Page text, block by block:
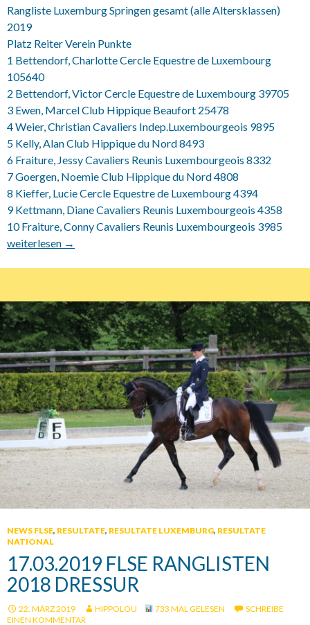
Rangliste Luxemburg Springen gesamt (alle Altersklassen)
2019
Platz Reiter Verein Punkte
1 Bettendorf, Charlotte Cercle Equestre de Luxembourg
105640
2 Bettendorf, Victor Cercle Equestre de Luxembourg 39705
3 Ewen, Marcel Club Hippique Beaufort 25478
4 Weier, Christian Cavaliers Indep.Luxembourgeois 9895
5 Kelly, Alan Club Hippique du Nord 8493
6 Fraiture, Jessy Cavaliers Reunis Luxembourgeois 8332
7 Goergen, Noemie Club Hippique du Nord 4808
8 Kieffer, Lucie Cercle Equestre de Luxembourg 4394
9 Kettmann, Diane Cavaliers Reunis Luxembourgeois 4358
10 Fraiture, Conny Cavaliers Reunis Luxembourgeois 3985
Rangliste 2019 Springreiter „Alle Reiter“
weiterlesen →
NEWS FLSE, RESULTATE, RESULTATE LUXEMBURG, RESULTATE
NATIONAL
17.03.2019 FLSE RANGLISTEN
2018 DRESSUR
22. MÄRZ 2019 HIPPOLOU 733 MAL GELESEN
SCHREIBE
EINEN KOMMENTAR